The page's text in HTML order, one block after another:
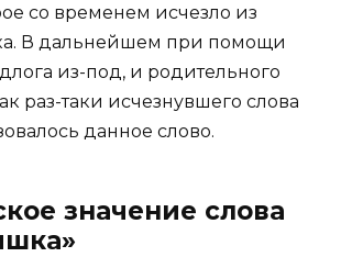
со временем исчезло из
В дальнейшем при помощи
из-под, и родительного
раз-таки исчезнувшего слова
данное слово.
значение слова